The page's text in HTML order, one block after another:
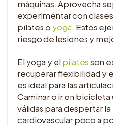
máquinas. Aprovecha
experimentar con
pilates o yoga. Estos
riesgo de lesiones y
El yoga y el pilatesson
recuperar flexibilidad y
es ideal para las
Caminar o ir en
válidas para despertar
cardiovascular poco a